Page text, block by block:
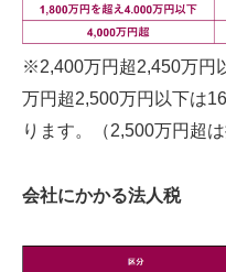
※2,400万円超2,450万円
万円超2,500万円以下は
ります。（2,500万円超
会社にかかる法人税